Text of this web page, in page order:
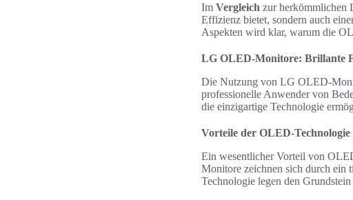
Im Vergleich zur herkömmlichen
Effizienz bietet, sondern auch
Aspekten wird klar, warum die
LG OLED-Monitore: Brillante
Die Nutzung von LG OLED-
professionelle Anwender von
die einzigartige Technologie
Vorteile der OLED-Technologie
Ein wesentlicher Vorteil von
Monitore zeichnen sich durch ein
Technologie legen den